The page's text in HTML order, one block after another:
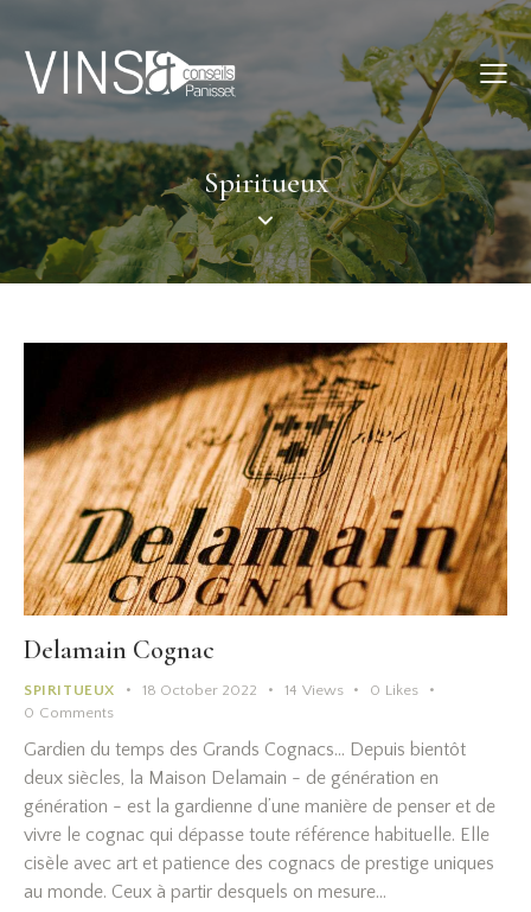
Spiritueux
Delamain Cognac
SPIRITUEUX 18 October 2022 14 Views 0 Likes
0 Comments
Gardien du temps des Grands Cognacs... Depuis bientôt
deux siècles, la Maison Delamain - de génération en
génération - est la gardienne d’une manière de penser et de
vivre le cognac qui dépasse toute référence habituelle. Elle
cisèle avec art et patience des cognacs de prestige uniques
au monde. Ceux à partir desquels on mesure…